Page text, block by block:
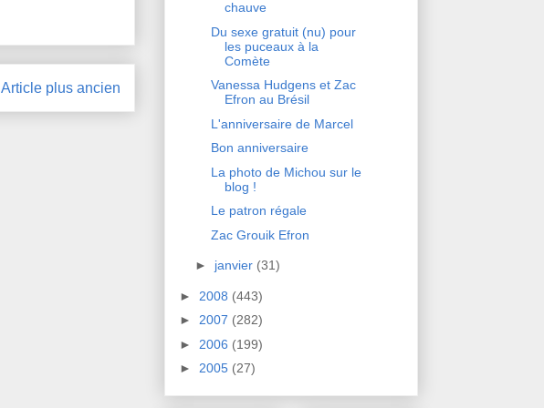
Article plus ancien
chauve
Du sexe gratuit (nu) pour
les puceaux à la
Comète
Vanessa Hudgens et Zac
Efron au Brésil
L'anniversaire de Marcel
Bon anniversaire
La photo de Michou sur le
blog !
Le patron régale
Zac Grouik Efron
► janvier (31)
► 2008 (443)
► 2007 (282)
► 2006 (199)
► 2005 (27)